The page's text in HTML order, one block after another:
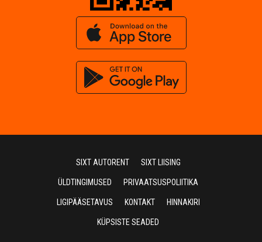
SIXT AUTORENT SIXT LIISING
ÜLDTINGIMUSED PRIVAATSUSPOLIITIKA
LIGIPÄÄSETAVUS KONTAKT HINNAKIRI
KÜPSISTE SEADED